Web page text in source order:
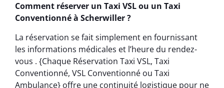
Comment réserver un Taxi VSL ou un Taxi
Conventionné à Scherwiller ?
La réservation se fait simplement en fournissant
les informations médicales et l’heure du rendez-
vous . {Chaque Réservation Taxi VSL, Taxi
Conventionné, VSL Conventionné ou Taxi
Ambulance} offre une continuité logistique pour ne